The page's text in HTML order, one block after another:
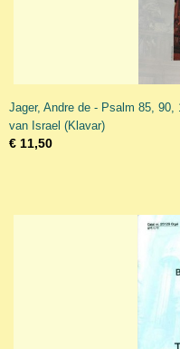
Jager, Andre de - Psalm 85,
van Israel (Klavar)
€ 11,50